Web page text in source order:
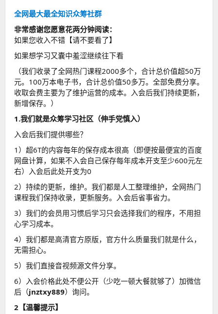
全网最大最全知识众筹社群
非常感谢您愿意花两分钟阅读：
如果您收入不错【请不要看了】
如果想学习又囊中羞涩继续往下看
（我们收录了全网热门课程2000多个，合计总价值超50万
元。100万本电子书，合计总价值50多万。全部免费分享。
收取会费主要为了维护运营的成本。入会后我们持续更新，
新增保存。）
1.我们就是众筹学习社区（伸手党慎入）
入会后我们提供哪些？
1）超6T的内容每年的保存成本很高（即便按最便宜的百度
网盘计算，如果不入会自己保存每年成本开支至少600元左
右）入会后此处开支为0
2）持续的更新，维护。我们都是人工整理维护，全网热门
课程我们保持收录，更新服务。入会后省事省力。
3）我们的会员用习惯后学习只会选择我们的程序，不用担
心学习成本。
4）我们都是高清官方原版，官方什么质量我们就是什么，
无需担心。
5）我们直接音视频源文件分享。
6）入会价格此处不便公开（少吃一顿大餐就够了）加微信
后（jnztxy889）询问。
2【温馨提示】